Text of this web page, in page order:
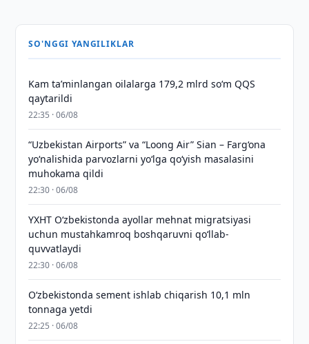
SO'NGGI YANGILIKLAR
Kam taʼminlangan oilalarga 179,2 mlrd so‘m QQS
qaytarildi
22:35 · 06/08
“Uzbekistan Airports” va “Loong Air” Sian – Farg‘ona
yo‘nalishida parvozlarni yo‘lga qo‘yish masalasini
muhokama qildi
22:30 · 06/08
YXHT O‘zbekistonda ayollar mehnat migratsiyasi
uchun mustahkamroq boshqaruvni qo‘llab-
quvvatlaydi
22:30 · 06/08
O‘zbekistonda sement ishlab chiqarish 10,1 mln
tonnaga yetdi
22:25 · 06/08